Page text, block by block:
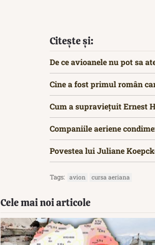
Citește și:
De ce avioanele nu pot sa
Cine a fost primul român
Cum a supraviețuit Ernest
Companiile aeriene
Povestea lui Juliane
Tags: avion cursa aeriana
Cele mai noi articole